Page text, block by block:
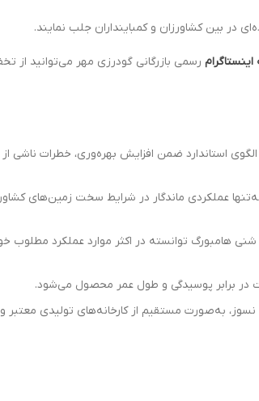
در بین کشاورزان و کمباینداران جلب نمایند.
رسمی بازرگانی گودرزی مهر می‌توانید از
استاندارد ضمن افزایش بهره‌وری، خطرات ناشی
عملکردی ماندگار در شرایط سخت زمین‌های
در برابر پوسیدگی و طول عمر محصول می‌شود.
به‌صورت مستقیم از کارخانه‌های تولیدی معتبر